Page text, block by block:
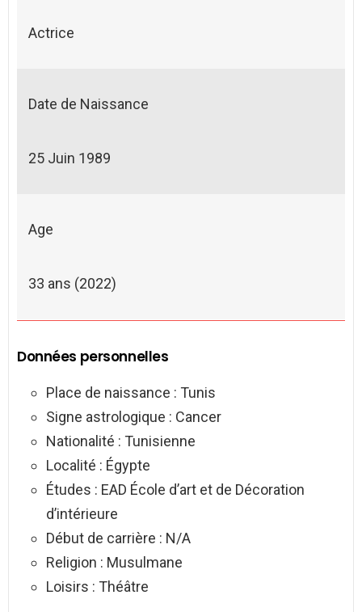
Actrice
Date de Naissance
25 Juin 1989
Age
33 ans (2022)
Données personnelles
Place de naissance : Tunis
Signe astrologique : Cancer
Nationalité : Tunisienne
Localité : Égypte
Études : EAD École d’art et de Décoration
d’intérieure
Début de carrière : N/A
Religion : Musulmane
Loisirs : Théâtre